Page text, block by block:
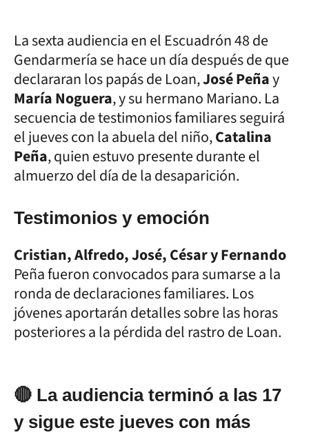
La sexta audiencia en el Escuadrón 48 de
Gendarmería se hace un día después de que
declararan los papás de Loan,José Peñay
María Noguera, y su hermano Mariano. La
secuencia de testimonios familiares seguirá
el jueves con la abuela del niño,Catalina
Peña, quien estuvo presente durante el
almuerzo del día de la desaparición.
Testimonios y emoción
Cristian, Alfredo, José, César y Fernando
Peña fueron convocados para sumarse a la
ronda de declaraciones familiares. Los
jóvenes aportarán detalles sobre las horas
posteriores a la pérdida del rastro de Loan.
🔴 La audiencia terminó a las 17
y sigue este jueves con más